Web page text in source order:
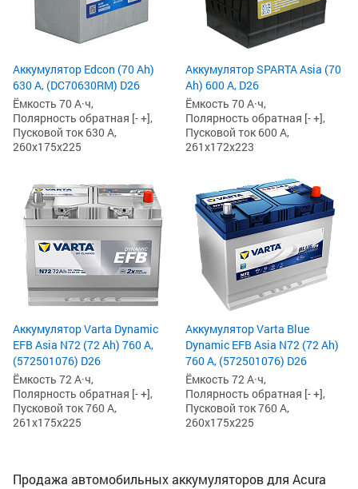
Аккумулятор Edcon (70 Ah)
630 А, (DC70630RM) D26
Ёмкость 70 А·ч,
Полярность обратная [- +],
Пусковой ток 630 А,
260x175x225
Аккумулятор SPARTA Asia (70
Ah) 600 А, D26
Ёмкость 70 А·ч,
Полярность обратная [- +],
Пусковой ток 600 А,
261x172x223
Аккумулятор Varta Dynamic
EFB Asia N72 (72 Ah) 760 А,
(572501076) D26
Ёмкость 72 А·ч,
Полярность обратная [- +],
Пусковой ток 760 А,
261x175x225
Аккумулятор Varta Blue
Dynamic EFB Asia N72 (72 Ah)
760 А, (572501076) D26
Ёмкость 72 А·ч,
Полярность обратная [- +],
Пусковой ток 760 А,
260x175x225
Продажа автомобильных аккумуляторов для Acura